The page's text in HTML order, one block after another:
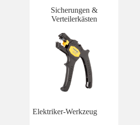
Sicherungen &
Verteilerkästen
Elektriker-Werkzeug